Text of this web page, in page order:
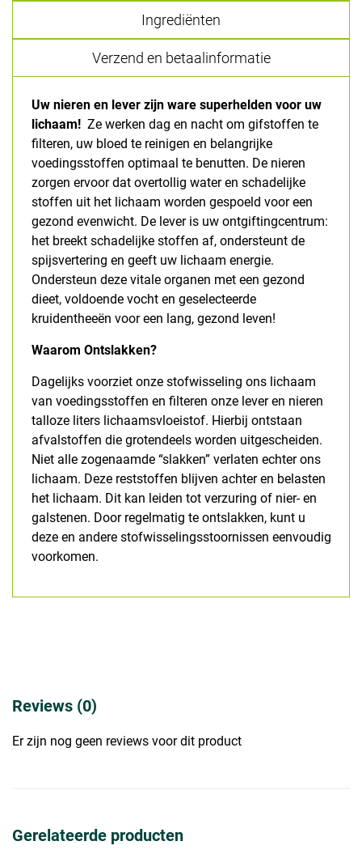
Ingrediënten
Verzend en betaalinformatie
Uw nieren en lever zijn ware superhelden voor uw
lichaam!Ze werken dag en nacht om gifstoffen te
filteren, uw bloed te reinigen en belangrijke
voedingsstoffen optimaal te benutten. De nieren
zorgen ervoor dat overtollig water en schadelijke
stoffen uit het lichaam worden gespoeld voor een
gezond evenwicht. De lever is uw ontgiftingcentrum:
het breekt schadelijke stoffen af, ondersteunt de
spijsvertering en geeft uw lichaam energie.
Ondersteun deze vitale organen met een gezond
dieet, voldoende vocht en geselecteerde
kruidentheeën voor een lang, gezond leven!
Waarom Ontslakken?
Dagelijks voorziet onze stofwisseling ons lichaam
van voedingsstoffen en filteren onze lever en nieren
talloze liters lichaamsvloeistof. Hierbij ontstaan
afvalstoffen die grotendeels worden uitgescheiden.
Niet alle zogenaamde “slakken” verlaten echter ons
lichaam. Deze reststoffen blijven achter en belasten
het lichaam. Dit kan leiden tot verzuring of nier- en
galstenen. Door regelmatig te ontslakken, kunt u
deze en andere stofwisselingsstoornissen eenvoudig
voorkomen.
Reviews (0)
Er zijn nog geen reviews voor dit product
Gerelateerde producten